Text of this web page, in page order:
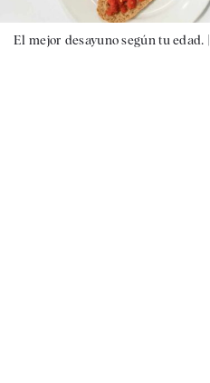
El mejor desayuno según tu edad. |